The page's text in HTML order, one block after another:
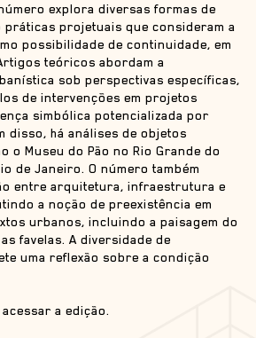
explora diversas formas de
práticas projetuais que consideram a
possibilidade de continuidade, em
teóricos abordam a
sob perspectivas específicas,
de intervenções em projetos
simbólica potencializada por
disso, há análises de objetos
o Museu do Pão no Rio Grande do
de Janeiro. O número também
entre arquitetura, infraestrutura e
a noção de preexistência em
urbanos, incluindo a paisagem do
favelas. A diversidade de
uma reflexão sobre a condição
a edição.